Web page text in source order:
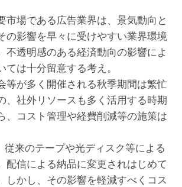
市場である広告業界は、景気動向と
の影響を早々に受けやすい業界環境
不透明感のある経済動向の影響によ
ては十分留意する考え。
等が多く開催される秋季期間は繁忙
、社外リソースも多く活用する時期
、コスト管理や経費削減等の施策は
従来のテープや光ディスク等による
配信による納品に変更されはじめて
しかし、その影響を軽減すべくコス